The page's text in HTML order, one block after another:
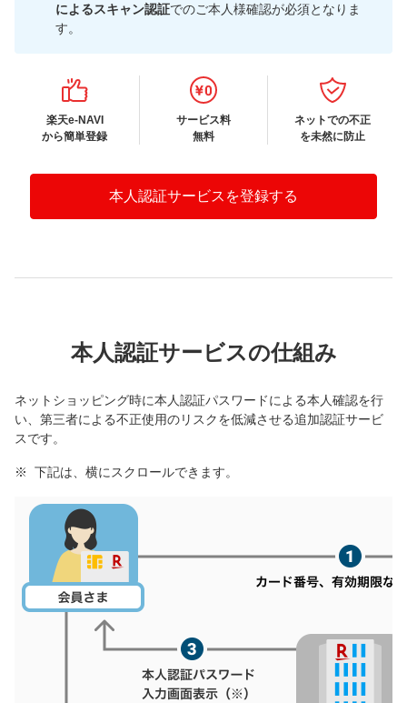
によるスキャン認証でのご本人様確認が必須となりま
す。
楽天e-NAVI
から簡単登録
サービス料
無料
ネットでの不正
を未然に防止
本人認証サービスを登録する
本人認証サービスの仕組み
ネットショッピング時に本人認証パスワードによる本人確認を行
い、第三者による不正使用のリスクを低減させる追加認証サービ
スです。
下記は、横にスクロールできます。